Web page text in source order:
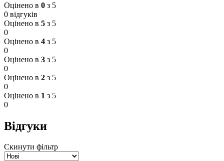
Оцінено в 0 з 5
0 відгуків
Оцінено в 5 з 5
0
Оцінено в 4 з 5
0
Оцінено в 3 з 5
0
Оцінено в 2 з 5
0
Оцінено в 1 з 5
0
Відгуки
Скинути фільтр